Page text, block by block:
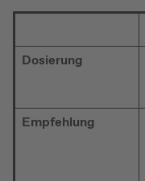
Dosierung
Empfehlung